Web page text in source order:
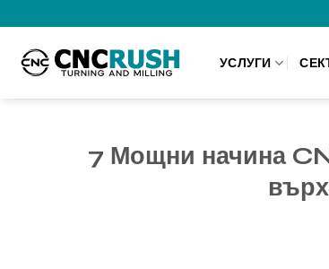
към
съдържанието
УСЛУГИ
7 Мощни начина